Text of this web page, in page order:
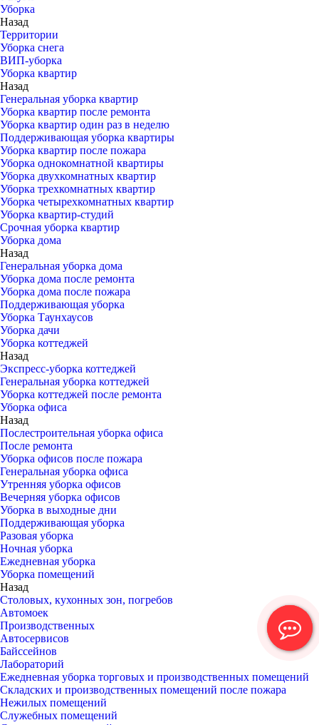
Уборка
Назад
Территории
Уборка снега
ВИП-уборка
Уборка квартир
Назад
Генеральная уборка квартир
Уборка квартир после ремонта
Уборка квартир один раз в неделю
Поддерживающая уборка квартиры
Уборка квартир после пожара
Уборка однокомнатной квартиры
Уборка двухкомнатных квартир
Уборка трехкомнатных квартир
Уборка четырехкомнатных квартир
Уборка квартир-студий
Срочная уборка квартир
Уборка дома
Назад
Генеральная уборка дома
Уборка дома после ремонта
Уборка дома после пожара
Поддерживающая уборка
Уборка Таунхаусов
Уборка дачи
Уборка коттеджей
Назад
Экспресс-уборка коттеджей
Генеральная уборка коттеджей
Уборка коттеджей после ремонта
Уборка офиса
Назад
Послестроительная уборка офиса
После ремонта
Уборка офисов после пожара
Генеральная уборка офиса
Утренняя уборка офисов
Вечерняя уборка офисов
Уборка в выходные дни
Поддерживающая уборка
Разовая уборка
Ночная уборка
Ежедневная уборка
Уборка помещений
Назад
Столовых, кухонных зон, погребов
Автомоек
Производственных
Автосервисов
Байссейнов
Лабораторий
Ежедневная уборка торговых и производственных помещений
Складских и производственных помещений после пожара
Нежилых помещений
Служебных помещений